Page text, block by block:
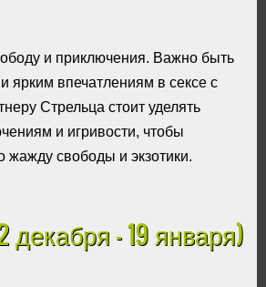
и приключения. Важно быть
ярким впечатлениям в сексе с
Стрельца стоит уделять
и игривости, чтобы
жажду свободы и экзотики.
декабря - 19 января)